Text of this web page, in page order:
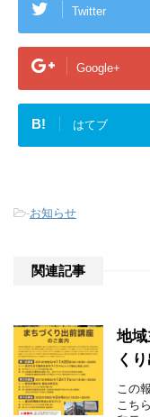
Twitter
Google+
B! はてブ
-お知らせ
関連記事
地
く
この
こち